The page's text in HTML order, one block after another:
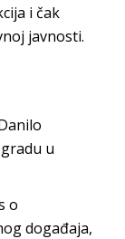
i čak
javnosti.
u
o
događaja,